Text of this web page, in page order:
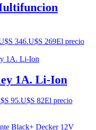
346.U$S 269El precio
1A. Li-Ion
95.U$S 82El precio